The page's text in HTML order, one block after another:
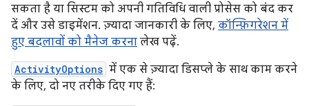
सकता है या सिस्टम को अपनी गतिविधि वाली प्रोसेस को बंद कर
दें और उसे डाइमेंशन. ज़्यादा जानकारी के लिए, कॉन्फ़िगरेशन में
हुए बदलावों को मैनेज करना लेख पढ़ें.
ActivityOptions में एक से ज़्यादा डिसप्ले के साथ काम करने
के लिए, दो नए तरीके दिए गए हैं: